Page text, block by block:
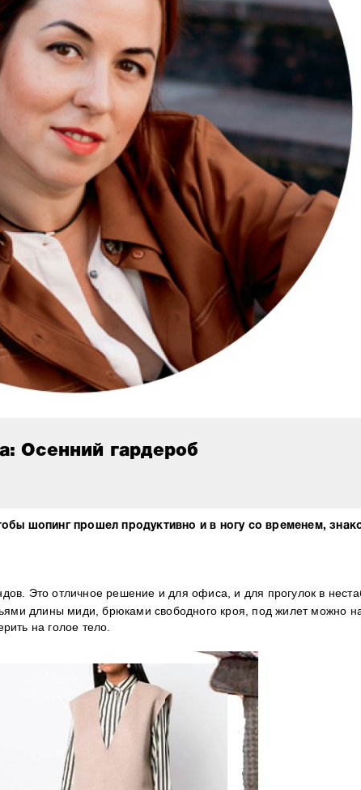
Осенний гардероб
шопинг прошел продуктивно и в ногу со временем,
Это отличное решение и для офиса, и для прогулок в
длины миди, брюками свободного кроя, под жилет можно
на голое тело.